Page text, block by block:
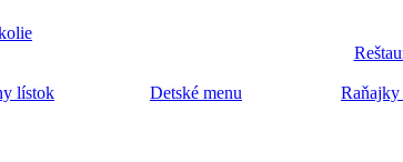
lístok Detské menu Raňajky